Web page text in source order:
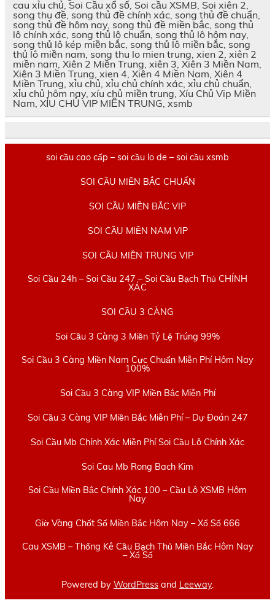
cau xỉu chủ, Soi Cầu xổ số, Soi cầu XSMB, Soi xiên 2,
song thu đề, song thủ đề chính xác, song thủ đề chuẩn,
song thủ đề hôm nay, song thủ đề miền bắc, song thủ
lô chính xác, song thủ lô chuẩn, song thủ lô hôm nay,
song thủ lô kép miền bắc, song thủ lô miền bắc, song
thủ lô miền nam, song thu lo mien trung, xien 2, xiên 2
miền nam, Xiên 2 Miền Trung, xiên 3, Xiên 3 Miền Nam,
Xiên 3 Miền Trung, xien 4, Xiên 4 Miền Nam, Xiên 4
Miền Trung, xỉu chủ, xỉu chủ chính xác, xỉu chủ chuẩn,
xỉu chủ hôm nay, xíu chủ miền trung, Xíu Chủ Vip Miền
Nam, XỈU CHỦ VIP MIỀN TRUNG, xsmb
soi cầu cao cấp – soi cầu lo de – soi cầu xsmb
SOI CẦU MIỀN BẮC CHUẨN
SOI CẦU MIỀN BẮC VIP
SOI CẦU MIỀN NAM VIP
SOI CẦU MIỀN TRUNG VIP
Soi Cầu 24h – Soi Cầu 247 – Soi Cầu Bạch Thủ CHÍNH
XÁC
SOI CẦU 3 CÀNG
Soi Cầu 3 Càng 3 Miền Tỷ Lệ Trúng 99%
Soi Cầu 3 Càng Miền Nam Cực Chuẩn Miễn Phí Hôm Nay
100%
Soi Cầu 3 Càng VIP Miền Bắc Miễn Phí
Soi Cầu 3 Càng VIP Miền Bắc Miễn Phí – Dự Đoán 247
Soi Cầu Mb Chính Xác Miễn Phí Soi Cầu Lô Chính Xác
Soi Cau Mb Rong Bach Kim
Soi Cầu Miền Bắc Chính Xác 100 – Cầu Lô XSMB Hôm
Nay
Giờ Vàng Chốt Số Miền Bắc Hôm Nay – Xổ Số 666
Cau XSMB – Thống Kê Cầu Bạch Thủ Miền Bắc Hôm Nay
– Xổ Số
Powered by WordPress and Leeway.